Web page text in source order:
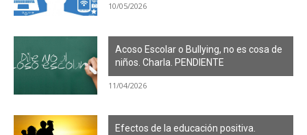
10/05/2026
Acoso Escolar o Bullying, no es cosa de
niños. Charla. PENDIENTE
11/04/2026
Efectos de la educación positiva.